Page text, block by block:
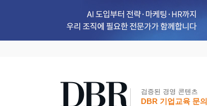
검증된 경영 콘텐츠
DBR 기업교육 문의